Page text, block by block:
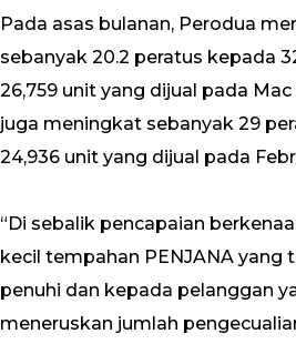
Pada asas bulanan, Perodua
sebanyak 20.2 peratus kepada
26,759 unit yang dijual pada
juga meningkat sebanyak 29
24,936 unit yang dijual pada
“Di sebalik pencapaian
kecil tempahan PENJANA yang
penuhi dan kepada pelanggan
meneruskan jumlah